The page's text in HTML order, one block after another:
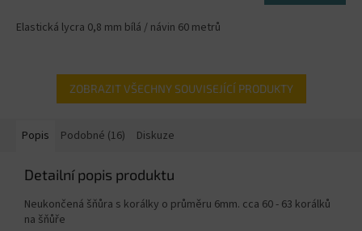
Elastická lycra 0,8 mm bílá / návin 60 metrů
ZOBRAZIT VŠECHNY SOUVISEJÍCÍ PRODUKTY
Popis Podobné (16) Diskuze
Detailní popis produktu
Neukončená šňůra s korálky o průměru 6mm. cca 60 - 63 korálků
na šňůře